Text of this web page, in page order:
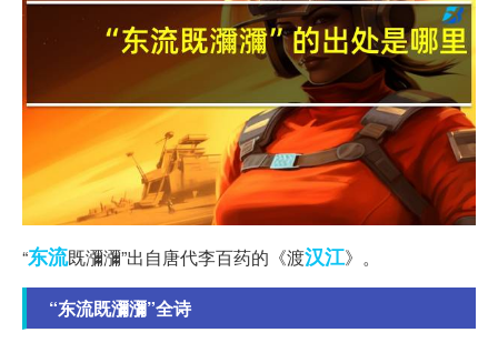
“东流既瀰瀰”出自唐代李百药的《渡汉江》。
“东流既瀰瀰”全诗